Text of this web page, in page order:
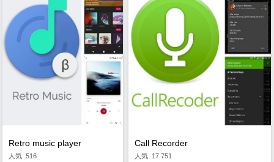
Retro music player
人気: 516
Call Recorder
人気: 17 751